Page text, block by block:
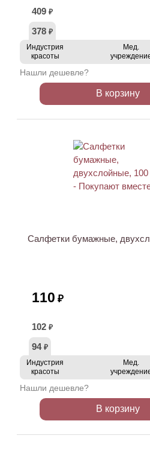
409 ₽
378 ₽
Индустрия
красоты
Мед.
Нашли дешевле?
В корзину
Салфетки бумажные,
110 ₽
102 ₽
94 ₽
Индустрия
красоты
Мед.
Нашли дешевле?
В корзину